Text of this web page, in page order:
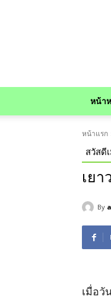
หน้า
หน้าแรก
สวัสดี
เย
By
เมื่อวั